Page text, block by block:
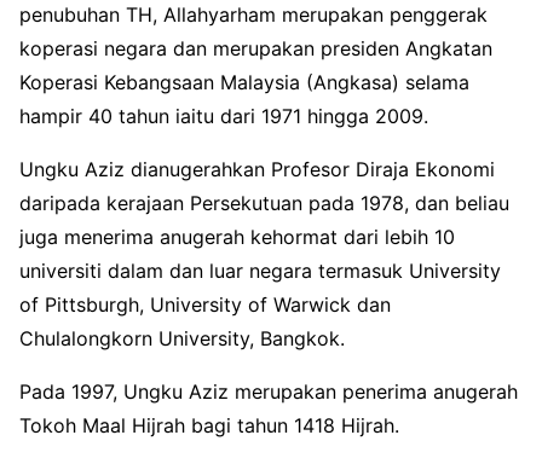
penubuhan TH, Allahyarham merupakan penggerak
koperasi negara dan merupakan presiden Angkatan
Koperasi Kebangsaan Malaysia (Angkasa) selama
hampir 40 tahun iaitu dari 1971 hingga 2009.
Ungku Aziz dianugerahkan Profesor Diraja Ekonomi
daripada kerajaan Persekutuan pada 1978, dan beliau
juga menerima anugerah kehormat dari lebih 10
universiti dalam dan luar negara termasuk University
of Pittsburgh, University of Warwick dan
Chulalongkorn University, Bangkok.
Pada 1997, Ungku Aziz merupakan penerima anugerah
Tokoh Maal Hijrah bagi tahun 1418 Hijrah.